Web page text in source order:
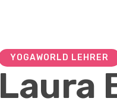
YOGAWORLD LEHRER
Laura